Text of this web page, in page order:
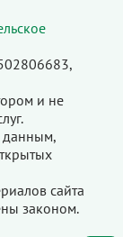
и не
данным,
сайта
законом.